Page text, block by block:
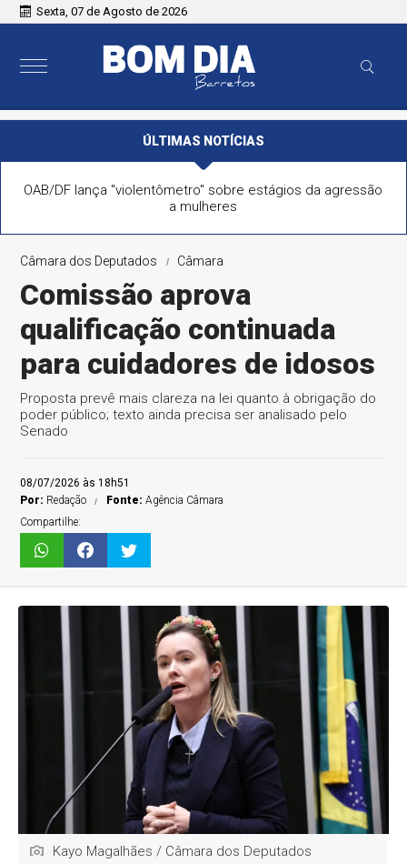
Sexta, 07 de Agosto de 2026
ÚLTIMAS NOTÍCIAS
OAB/DF lança "violentômetro" sobre estágios da agressão
a mulheres
Câmara dos Deputados Câmara
Comissão aprova
qualificação continuada
para cuidadores de idosos
Proposta prevê mais clareza na lei quanto à obrigação do
poder público; texto ainda precisa ser analisado pelo
Senado
08/07/2026 às 18h51
Por: Redação Fonte:Agência Câmara
Compartilhe:
Kayo Magalhães / Câmara dos Deputados